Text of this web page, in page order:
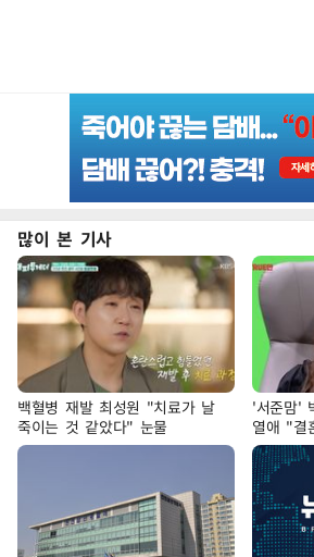
많이 본 기사
백혈병 재발 최성원 "치료가 날
죽이는 것 같았다" 눈물
'서준맘'
열애 "결